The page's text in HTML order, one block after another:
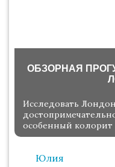
ОБЗОРНАЯ
Исследовать
особенный колорит
Юлия